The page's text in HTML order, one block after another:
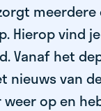
Hierop vind
Vanaf het
nieuws van
op en